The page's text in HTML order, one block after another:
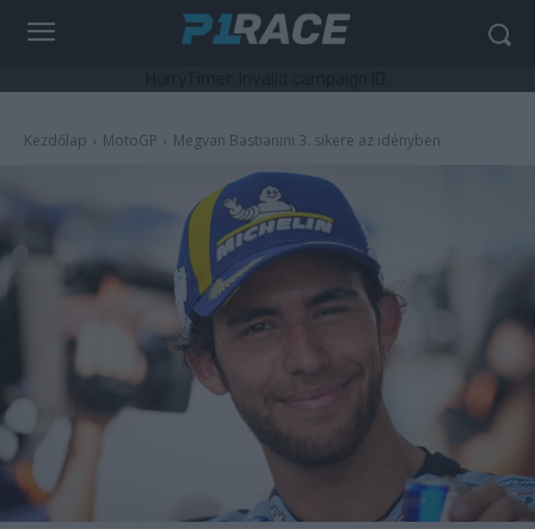
Kezdőlap MotoGP Megvan Bastianini 3. sikere az idényben